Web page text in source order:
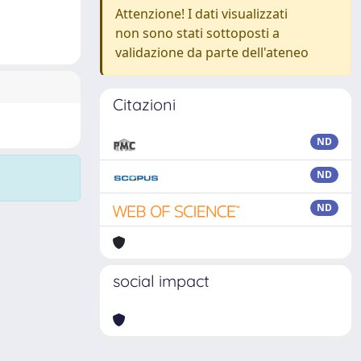
Attenzione! I dati visualizzati
non sono stati sottoposti a
validazione da parte dell'ateneo
Citazioni
ND
ND
ND
social impact